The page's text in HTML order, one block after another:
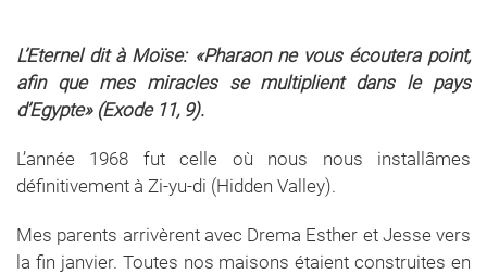
L’Eternel dit à Moïse: «Pharaon ne vous écoutera point,
afin que mes miracles se multiplient dans le pays
d’Egypte» (Exode 11, 9).
L’année 1968 fut celle où nous nous installâmes
définitivement à Zi-yu-di (Hidden Valley).
Mes parents arrivèrent avec Drema Esther et Jesse vers
la fin janvier. Toutes nos maisons étaient construites en